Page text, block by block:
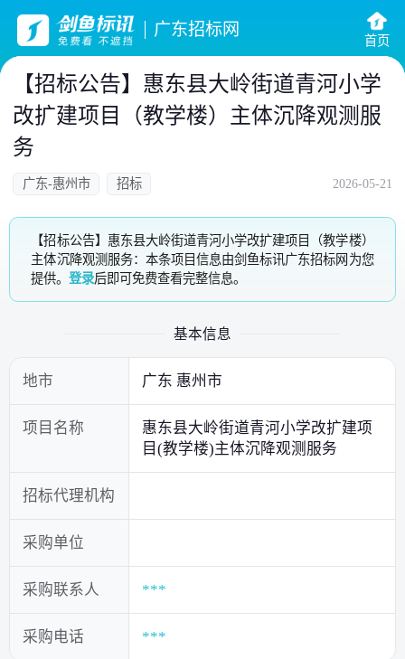
广东招标网
首页
【招标公告】惠东县大岭街道青河小学
改扩建项目（教学楼）主体沉降观测服
务
广东-惠州市 招标 2026-05-21
【招标公告】惠东县大岭街道青河小学改扩建项目（教学楼）
主体沉降观测服务：本条项目信息由剑鱼标讯广东招标网为您
提供。登录后即可免费查看完整信息。
基本信息
地市 广东 惠州市
项目名称
惠东县大岭街道青河小学改扩建项
目(教学楼)主体沉降观测服务
招标代理机构
采购单位
采购联系人 ***
采购电话 ***